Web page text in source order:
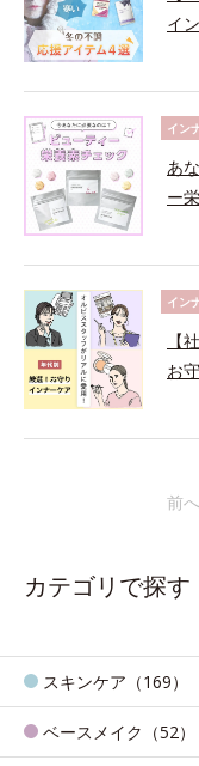
イ
イン
あ
ー
イン
【
お
前へ
カテゴリで探す
スキンケア（169）
ベースメイク（52）